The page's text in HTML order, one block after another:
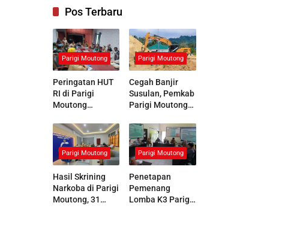
Pos Terbaru
Parigi Moutong
Peringatan HUT
RI di Parigi
Moutong
Meriah,
Koordinasi
Panitia
Dimatangkan
Parigi Moutong
Cegah Banjir
Susulan, Pemkab
Parigi Moutong
Berat
Normalisasi
Sungai Air Panas
Parigi Moutong
Hasil Skrining
Narkoba di Parigi
Moutong, 31
Parigi Moutong
Penetapan
Pemenang
Lomba K3 Parigi